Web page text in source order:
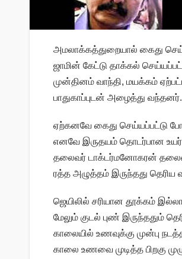
அமலாக்கத்துறையால் கைது
ஜாமின் கேட்டு தாக்கல்
முன்தினம் வாந்தி, மயக்கம்
பாதுகாப்புடன் அழைத்து
ஏற்கனவே கைது செய்யப்பட்டு
எனவே இருதயம் தொடர்பான உயர்
தலைவர் டாக்டர்மனோகரன்
ரத்த அழுத்தம் இருந்தது தெரிய
ஜெயிலில் சரியான தூக்கம்
மேலும் குடல் புண் இருந்ததும்
காலையில் உணவுக்கு முன்பு
காலை உணவை முடித்த பிறகு